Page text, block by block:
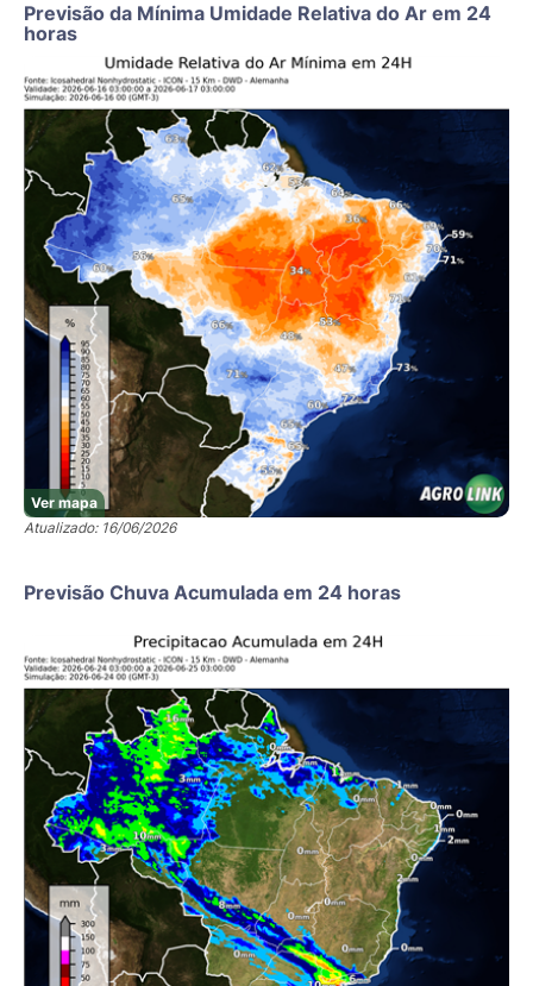
Previsão da Mínima Umidade Relativa do Ar em 24
horas
Ver mapa
Atualizado: 16/06/2026
Previsão Chuva Acumulada em 24 horas